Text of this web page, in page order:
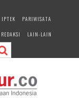
IPTEK
PARIWISATA
LAIN-LAIN